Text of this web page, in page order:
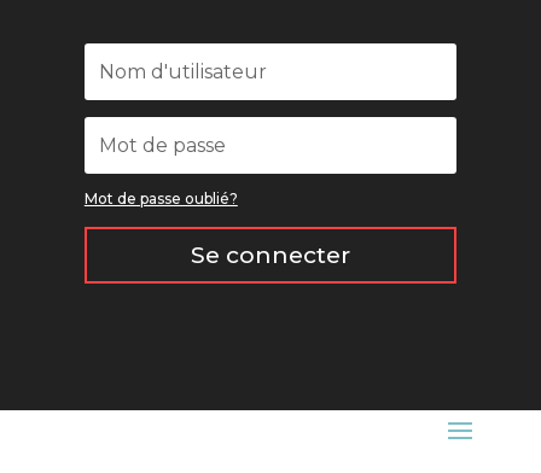
Mot de passe oublié?
Se connecter